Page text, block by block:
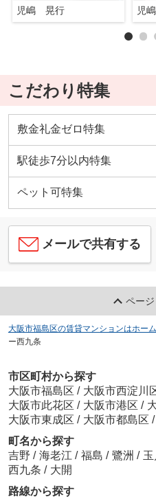
児嶋 晃行 児
こだわり特集
敷金礼金ゼロ特集
駅徒歩7分以内特集
ペット可特集
メールで共有する
ペー
大阪市福島区の賃貸マンションはホー
ー西九条
市区町村から探す
大阪市福島区 / 大阪市西淀川
大阪市此花区 / 大阪市港区 /
大阪市東成区 / 大阪市都島区 /
町名から探す
吉野 / 海老江 / 福島 / 鷺洲 / 玉
西九条 / 大開
路線から探す